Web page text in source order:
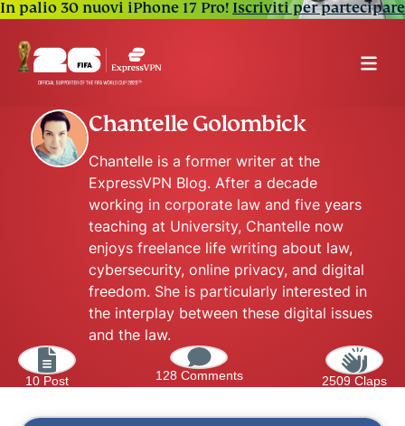
In palio 30 nuovi iPhone 17 Pro! Iscriviti per partecipare
Chantelle Golombick
Chantelle is a former writer at the
ExpressVPN Blog. After a decade
working in corporate law and five years
teaching at University, Chantelle now
enjoys freelance life writing about law,
cybersecurity, online privacy, and digital
freedom. She is particularly interested in
the interplay between these digital issues
and the law.
10 Post 128 Comments 2509 Claps